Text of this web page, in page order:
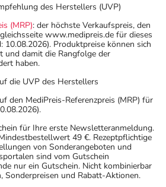
des Herstellers (UVP)
(MRP): der höchste Verkaufspreis, den
www.medipreis.de für dieses
10.08.2026). Produktpreise können sich
und damit die Rangfolge der
haben.
die UVP des Herstellers
den MediPreis-Referenzpreis (MRP) für
für Ihre erste Newsletteranmeldung.
49 €. Rezeptpflichtige
von Sonderangeboten und
sind vom Gutschein
nur ein Gutschein. Nicht kombinierbar
Sonderpreisen und Rabatt-Aktionen.